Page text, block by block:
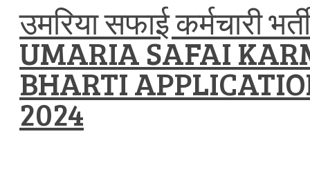
उमरिया सफाई कर्मचारी
UMARIA SAFAI
BHARTI
2024